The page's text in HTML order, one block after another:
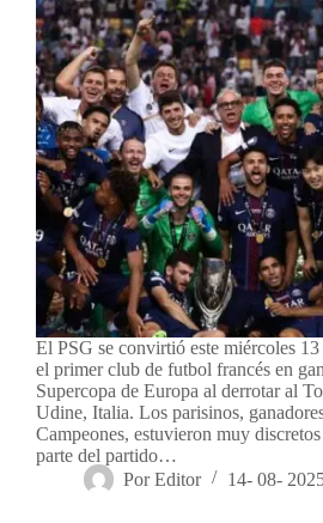
El PSG se convirtió este miércoles 13
el primer club de futbol francés en
Supercopa de Europa al derrotar al
Udine, Italia. Los parisinos,
Campeones, estuvieron muy
parte del partido…
Por Editor 14- 08-